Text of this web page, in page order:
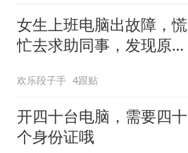
女生上班电脑出故障，慌
忙去求助同事，发现原因
欢乐段子手 4跟贴
开四十台电脑，需要四十
个身份证哦